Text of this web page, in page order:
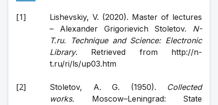
Lishevskiy, V. (2020). Master of lectures
– Alexander Grigorievich Stoletov. N-
T.ru. Technique and Science: Electronic
Library. Retrieved from http://n-
t.ru/ri/ls/up03.htm
Stoletov, A. G. (1950). Collected
works. Moscow–Leningrad: State